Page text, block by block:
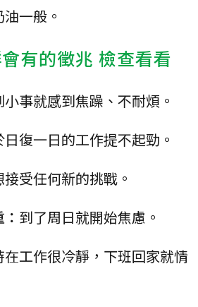
一般。
有的徵兆 檢查看看
小事就感到焦躁、不耐煩。
日復一日的工作提不起勁。
受任何新的挑戰。
到了周日就開始焦慮。
在工作很冷靜，下班回家就情